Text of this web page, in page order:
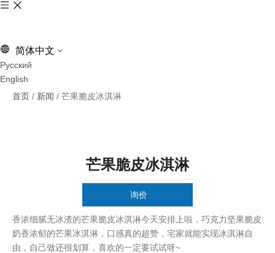
简体中文
Pусский
English
首页 / 新闻 / 芒果脆皮冰淇淋
芒果脆皮冰淇淋
询价
["facebook","twitter","line","wechat","linkedin","pinterest","whatsapp"]
香浓细腻无冰渣的芒果脆皮冰淇淋今天安排上啦，巧克力坚果脆皮
奶香浓郁的芒果冰淇淋，口感真的超赞，宅家就能实现冰淇淋自
由，自己做还很划算，喜欢的一定要试试呀~